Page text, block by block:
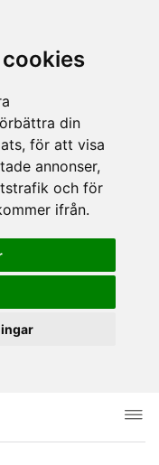
din
för att visa
annonser,
och för
ifrån.